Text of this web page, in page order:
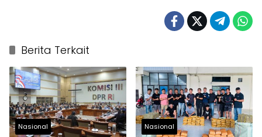
Berita Terkait
Nasional Nasional